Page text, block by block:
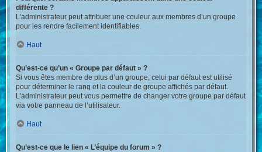
différente ?
L’administrateur peut attribuer une couleur aux membres d’un groupe
pour les rendre facilement identifiables.
Haut
Qu’est-ce qu’un « Groupe par défaut » ?
Si vous êtes membre de plus d’un groupe, celui par défaut est utilisé
pour déterminer le rang et la couleur de groupe affichés par défaut.
L’administrateur peut vous permettre de changer votre groupe par défaut
via votre panneau de l’utilisateur.
Haut
Qu’est-ce que le lien « L’équipe du forum » ?